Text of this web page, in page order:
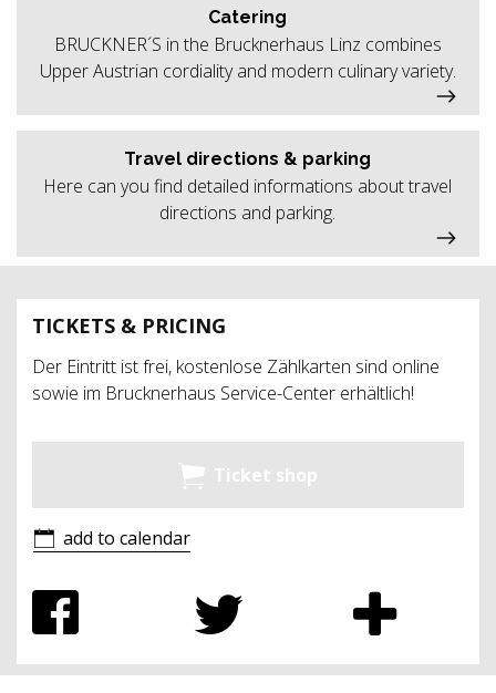
TICKETS & PRICING
Der Eintritt ist frei, kostenlose Zählkarten sind online
sowie im Brucknerhaus Service-Center erhältlich!
Ticket shop
add to calendar
Catering
BRUCKNER´S in the Brucknerhaus Linz combines
Upper Austrian cordiality and modern culinary variety.
Travel directions & parking
Here can you find detailed informations about travel
directions and parking.